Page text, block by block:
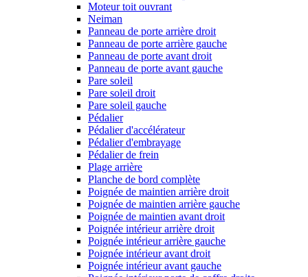
Moteur toit ouvrant
Neiman
Panneau de porte arrière droit
Panneau de porte arrière gauche
Panneau de porte avant droit
Panneau de porte avant gauche
Pare soleil
Pare soleil droit
Pare soleil gauche
Pédalier
Pédalier d'accélérateur
Pédalier d'embrayage
Pédalier de frein
Plage arrière
Planche de bord complète
Poignée de maintien arrière droit
Poignée de maintien arrière gauche
Poignée de maintien avant droit
Poignée intérieur arrière droit
Poignée intérieur arrière gauche
Poignée intérieur avant droit
Poignée intérieur avant gauche